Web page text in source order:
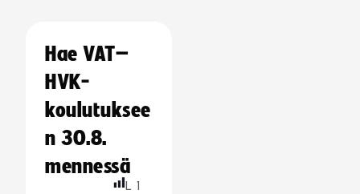
Hae VAT–
HVK-
koulutuksee
n 30.8.
mennessä
L 1